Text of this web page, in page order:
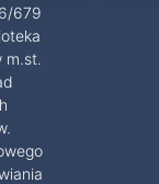
679
m.st.